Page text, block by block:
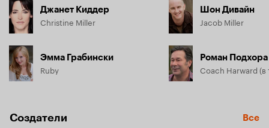
Джанет Киддер
Christine Miller
Эмма Грабински
Ruby
Шон Дивайн
Jacob Miller
Роман Подхора
Создатели Все